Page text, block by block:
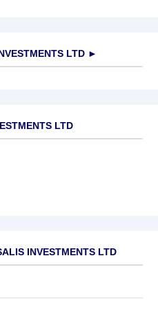
LTD ►
LTD
INVESTMENTS LTD